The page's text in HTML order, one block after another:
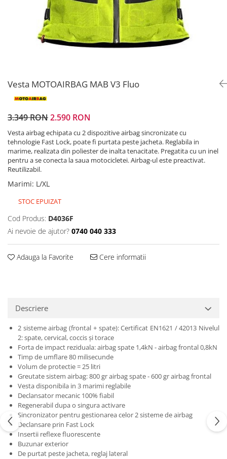
Incaltaminte Barbati
Incaltaminte Femei
Urban
Imbracaminte functionala
Echipamente de ploaie
Protectii
Airbag
Armuri
Protectii genunchi
Protecții
Pantaloni Barbati
Proiectoare
Protectii motor
Sisteme comunicatie
Utile
Vesta MOTOAIRBAG MAB V3 Fluo
3.349 RON2.590 RON
Vesta airbag echipata cu 2 dispozitive airbag sincronizate cu
tehnologie Fast Lock, poate fi purtata peste jacheta. Reglabila in
marime, realizata din poliester de inalta tenacitate. Pregatita cu un inel
pentru a se conecta la saua motocicletei. Airbag-ul este preactivat.
Reutilizabil.
Marimi: L/XL
STOC EPUIZAT
Cod Produs: D4036F
Ai nevoie de ajutor? 0740 040 333
Adauga la Favorite Cere informatii
Descriere
2 sisteme airbag (frontal + spate): Certificat EN1621 / 42013 Nivelul
2: spate, cervical, coccis și torace
Forta de impact reziduala: airbag spate 1,4kN - airbag frontal 0,8kN
Timp de umflare 80 milisecunde
Volum de protectie = 25 litri
Greutate sistem airbag: 800 gr airbag spate - 600 gr airbag frontal
Vesta disponibila in 3 marimi reglabile
Declansator mecanic 100% fiabil
Regenerabil dupa o singura activare
Sincronizator pentru gestionarea celor 2 sisteme de airbag
Declansare prin Fast Lock
Insertii reflexe fluorescente
Buzunar exterior
De purtat peste jacheta, reglaj lateral